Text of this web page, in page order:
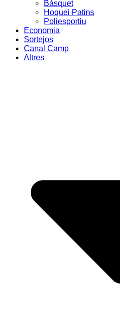
Bàsquet
Hoquei Patins
Poliesportiu
Economia
Sortejos
Canal Camp
Altres